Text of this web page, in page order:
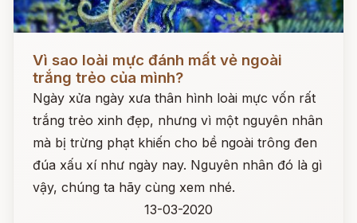
Vì sao loài mực đánh mất vẻ ngoài
trắng trẻo của mình?
Ngày xửa ngày xưa thân hình loài mực vốn rất
trắng trẻo xinh đẹp, nhưng vì một nguyên nhân
mà bị trừng phạt khiến cho bề ngoài trông đen
đúa xấu xí như ngày nay. Nguyên nhân đó là gì
vậy, chúng ta hãy cùng xem nhé.
13-03-2020